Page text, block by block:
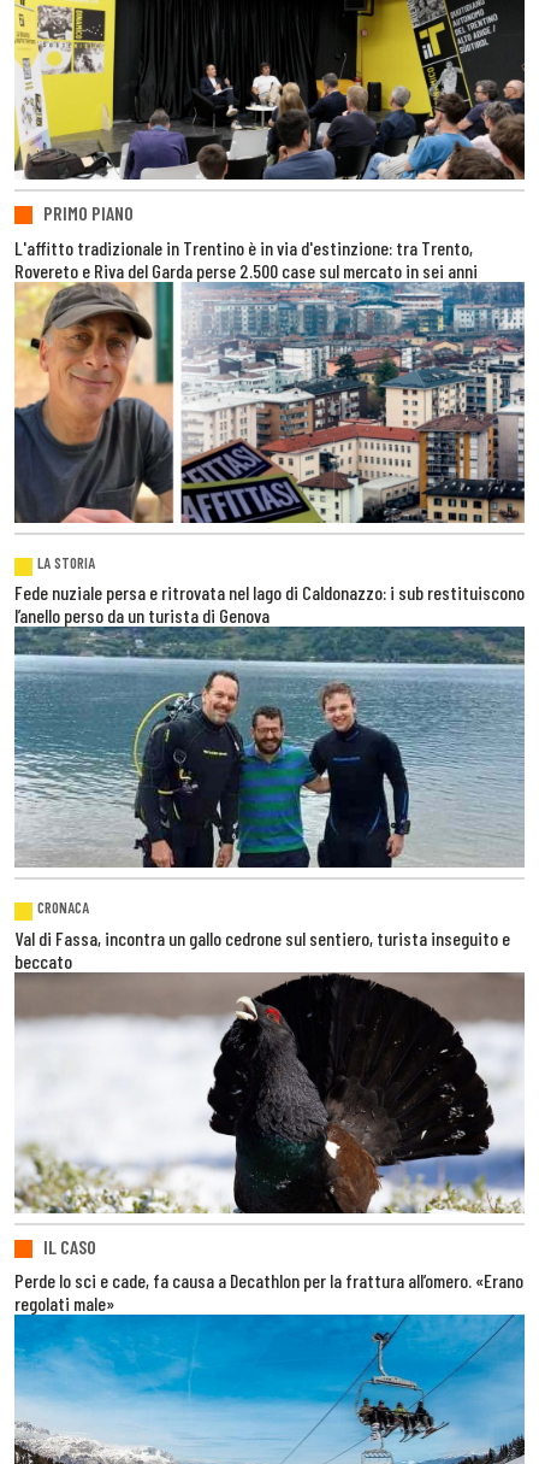
PRIMO PIANO
L'affitto tradizionale in Trentino è in via d'estinzione: tra Trento,
Rovereto e Riva del Garda perse 2.500 case sul mercato in sei anni
LA STORIA
Fede nuziale persa e ritrovata nel lago di Caldonazzo: i sub restituiscono
l’anello perso da un turista di Genova
CRONACA
Val di Fassa, incontra un gallo cedrone sul sentiero, turista inseguito e
beccato
IL CASO
Perde lo sci e cade, fa causa a Decathlon per la frattura all’omero. «Erano
regolati male»